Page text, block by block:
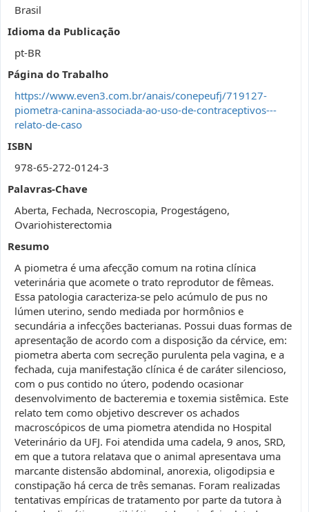
Brasil
Idioma da Publicação
pt-BR
Página do Trabalho
https://www.even3.com.br/anais/conepeufj/719127-
piometra-canina-associada-ao-uso-de-contraceptivos---
relato-de-caso
ISBN
978-65-272-0124-3
Palavras-Chave
Aberta, Fechada, Necroscopia, Progestágeno,
Ovariohisterectomia
Resumo
A piometra é uma afecção comum na rotina clínica
veterinária que acomete o trato reprodutor de fêmeas.
Essa patologia caracteriza-se pelo acúmulo de pus no
lúmen uterino, sendo mediada por hormônios e
secundária a infecções bacterianas. Possui duas formas de
apresentação de acordo com a disposição da cérvice, em:
piometra aberta com secreção purulenta pela vagina, e a
fechada, cuja manifestação clínica é de caráter silencioso,
com o pus contido no útero, podendo ocasionar
desenvolvimento de bacteremia e toxemia sistêmica. Este
relato tem como objetivo descrever os achados
macroscópicos de uma piometra atendida no Hospital
Veterinário da UFJ. Foi atendida uma cadela, 9 anos, SRD,
em que a tutora relatava que o animal apresentava uma
marcante distensão abdominal, anorexia, oligodipsia e
constipação há cerca de três semanas. Foram realizadas
tentativas empíricas de tratamento por parte da tutora à